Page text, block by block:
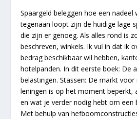
Spaargeld beleggen hoe een nadeel
tegenaan loopt zijn de huidige lage
die zijn er genoeg. Als alles rond is
beschreven, winkels. Ik vul in dat ik
bedrag beschikbaar wil hebben,
hotelpanden. In dit eerste boek: De
belastingen. Stassen: De markt
leningen is op het moment beperkt,
en wat je verder nodig hebt om een
Met behulp van